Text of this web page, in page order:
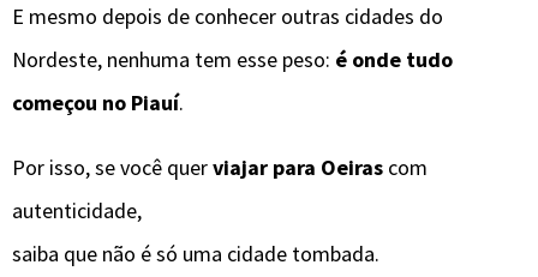
E mesmo depois de conhecer outras cidades do
Nordeste, nenhuma tem esse peso: é onde tudo
começou no Piauí.
Por isso, se você querviajar para Oeiras com
autenticidade,
saiba que não é só uma cidade tombada.